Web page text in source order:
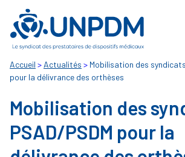
Accueil > Actualités > Mobilisation des
pour la délivrance des orthèses
Mobilisation des
PSAD/PSDM pour la